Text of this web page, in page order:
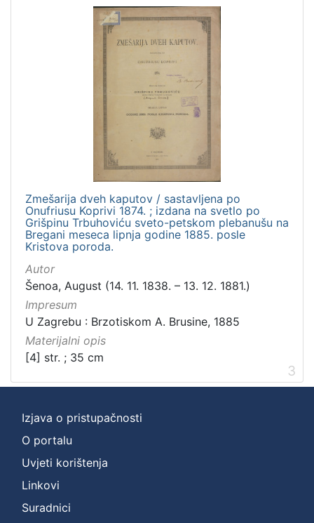
Zmešarija dveh kaputov / sastavljena po
Onufriusu Koprivi 1874. ; izdana na svetlo po
Grišpinu Trbuhoviću sveto-petskom plebanušu na
Bregani meseca lipnja godine 1885. posle
Kristova poroda.
Autor
Šenoa, August (14. 11. 1838. – 13. 12. 1881.)
Impresum
U Zagrebu : Brzotiskom A. Brusine, 1885
Materijalni opis
[4] str. ; 35 cm
3
Izjava o pristupačnosti
O portalu
Uvjeti korištenja
Linkovi
Suradnici